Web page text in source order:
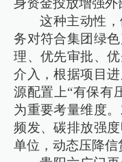
这种主动性
务对符合集团绿
理、优先审批、
介入，根据项目
源配置上“有保有
为重要考量维度
频发、碳排放强
单位，动态压降信